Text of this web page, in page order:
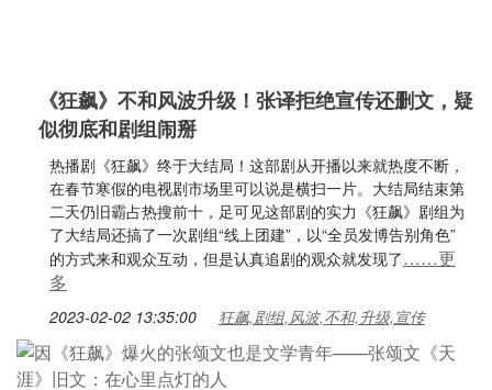
《狂飙》不和风波升级！张译拒绝宣传还删文，疑
似彻底和剧组闹掰
热播剧《狂飙》终于大结局！这部剧从开播以来就热度不断，
在春节寒假的电视剧市场里可以说是横扫一片。大结局结束第
二天仍旧霸占热搜前十，足可见这部剧的实力《狂飙》剧组为
了大结局还搞了一次剧组“线上团建”，以“全员发博告别角色”
的方式来和观众互动，但是认真追剧的观众就发现了……更
多
2023-02-02 13:35:00 狂飙,剧组,风波,不和,升级,宣传